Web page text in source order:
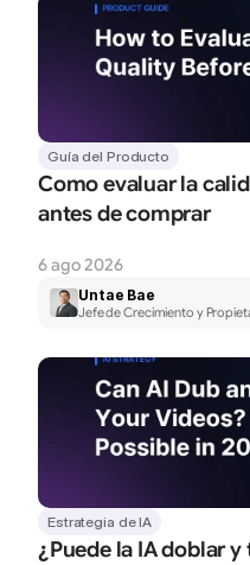
Guía del Producto
Como evaluar la
antes de comprar
6 ago 2026
Untae Bae
Jefe de Crecimiento y
Estrategia de IA
¿Puede la IA doblar